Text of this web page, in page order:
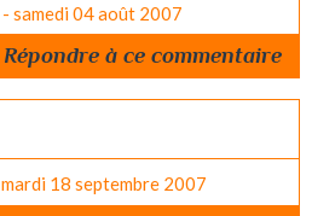
- samedi 04août 2007
Répondre à ce commentaire
mardi 18 septembre 2007